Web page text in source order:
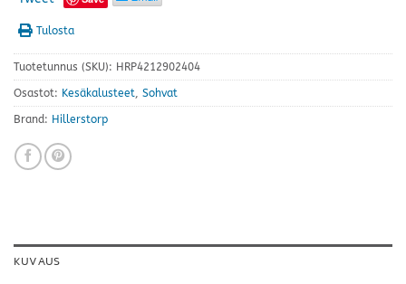
Tulosta
Tuotetunnus (SKU): HRP4212902404
Osastot: Kesäkalusteet, Sohvat
Brand: Hillerstorp
KUVAUS